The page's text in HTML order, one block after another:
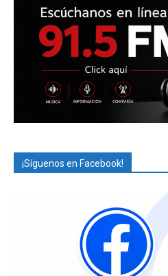
¡Síguenos en Facebook!